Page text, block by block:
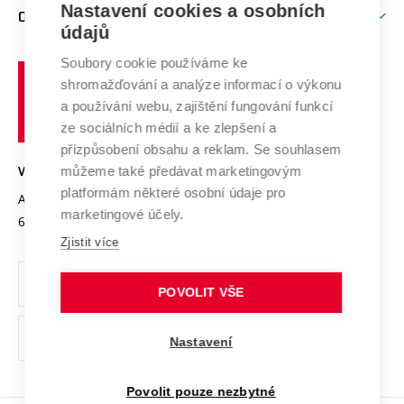
E-přihláška
Doktorské studium
Podpora podnikání
Mezinárodní vědecká rada
Systém zajišťování kvality výzkumu
Výzkumné infrastruktury
Transfer znalostí
Open Science
Projekty
Projekty ze strukturálních fondů
Specifický výzkum
Zahraniční spolupráce
Spolupráce se školami
Služby univerzity
Mezinárodní dohody
Univerzitní sítě
O UNIVERZITĚ
Profil univerzity
Udržitelná univerzita
Podnikavá univerzita / ContriBUTe
Bezpečná univerzita
Vyznamenání
Organizační struktura
Ochrana osobních údajů
odkaz)
učení
technické
VYSOKÉ UČENÍ TECHNICKÉ V BRNĚ
Antonínská 548/1
602 00 Brno
www.vut.cz
vut@vutbr.cz
Nastavení cookies a osobních
údajů
Soubory cookie používáme ke
shromažďování a analýze informací o výkonu
a používání webu, zajištění fungování funkcí
ze sociálních médií a ke zlepšení a
přizpůsobení obsahu a reklam. Se souhlasem
můžeme také předávat marketingovým
platformám některé osobní údaje pro
marketingové účely.
Zjistit více
POVOLIT VŠE
Nastavení
Povolit pouze nezbytné